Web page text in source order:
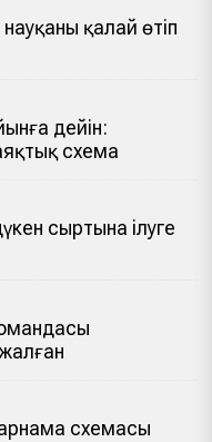
қалай өтіп
дейін:
схема
сыртына ілуге
схемасы